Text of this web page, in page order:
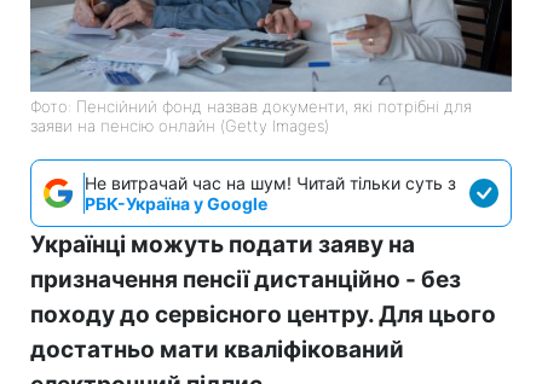
Фото: Пенсійний фонд назвав документи, які потрібні для
заяви на пенсію онлайн (Getty Images)
Не витрачай час на шум! Читай тільки суть з
РБК-Україна у Google
Українці можуть подати заяву на
призначення пенсії дистанційно - без
походу до сервісного центру. Для цього
достатньо мати кваліфікований